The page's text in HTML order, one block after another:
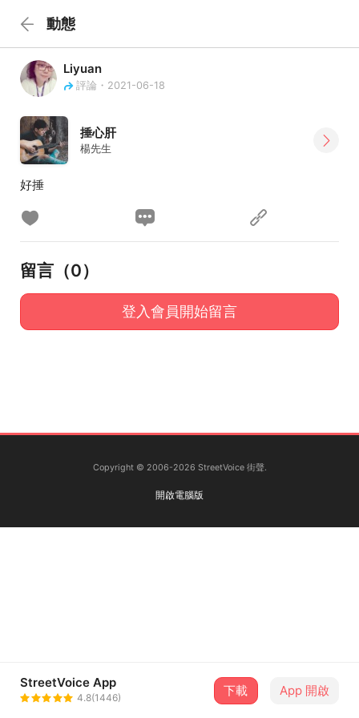
動態
Liyuan
評論・2021-06-18
捶心肝
楊先生
好捶
留言（0）
登入會員開始留言
Copyright © 2006-2026 StreetVoice 街聲.
開啟電腦版
StreetVoice App
4.8(1446) 下載 App 開啟